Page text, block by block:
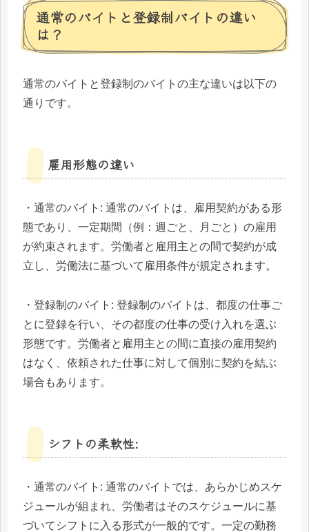
通常のバイトと登録制バイトの違い
は？
通常のバイトと登録制のバイトの主な違いは以下の
通りです。
雇用形態の違い
・通常のバイト: 通常のバイトは、雇用契約がある形
態であり、一定期間（例：週ごと、月ごと）の雇用
が約束されます。労働者と雇用主との間で契約が成
立し、労働法に基づいて雇用条件が規定されます。
・登録制のバイト: 登録制のバイトは、都度の仕事ご
とに登録を行い、その都度の仕事の受け入れを選ぶ
形態です。労働者と雇用主との間に直接の雇用契約
はなく、依頼された仕事に対して個別に契約を結ぶ
場合もあります。
シフトの柔軟性:
・通常のバイト: 通常のバイトでは、あらかじめスケ
ジュールが組まれ、労働者はそのスケジュールに基
づいてシフトに入る形式が一般的です。一定の勤務